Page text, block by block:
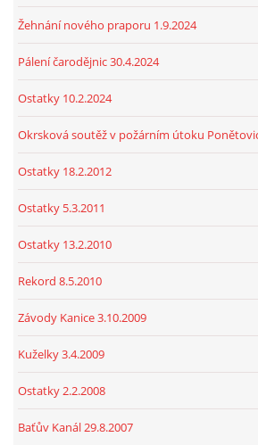
Žehnání nového praporu 1.9.2024
Pálení čarodějnic 30.4.2024
Ostatky 10.2.2024
Okrsková soutěž v požárním útoku
Ostatky 18.2.2012
Ostatky 5.3.2011
Ostatky 13.2.2010
Rekord 8.5.2010
Závody Kanice 3.10.2009
Kuželky 3.4.2009
Ostatky 2.2.2008
Baťův Kanál 29.8.2007